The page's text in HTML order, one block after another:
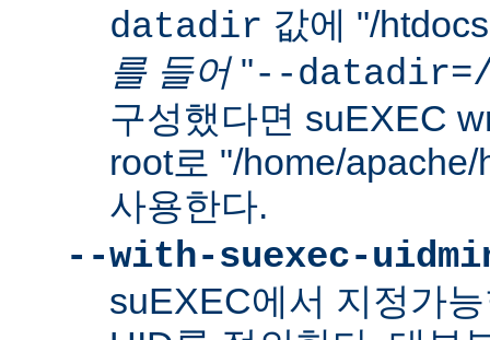
datadir 값에 "/
를 들어"--datadir=/
구성했다면 suEXEC
root로 "/home/
사용한다.
--with-suexec-
suEXEC에서 지정가